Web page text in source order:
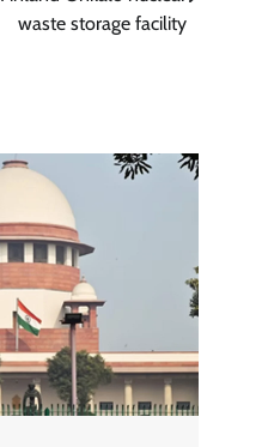
waste storage facility